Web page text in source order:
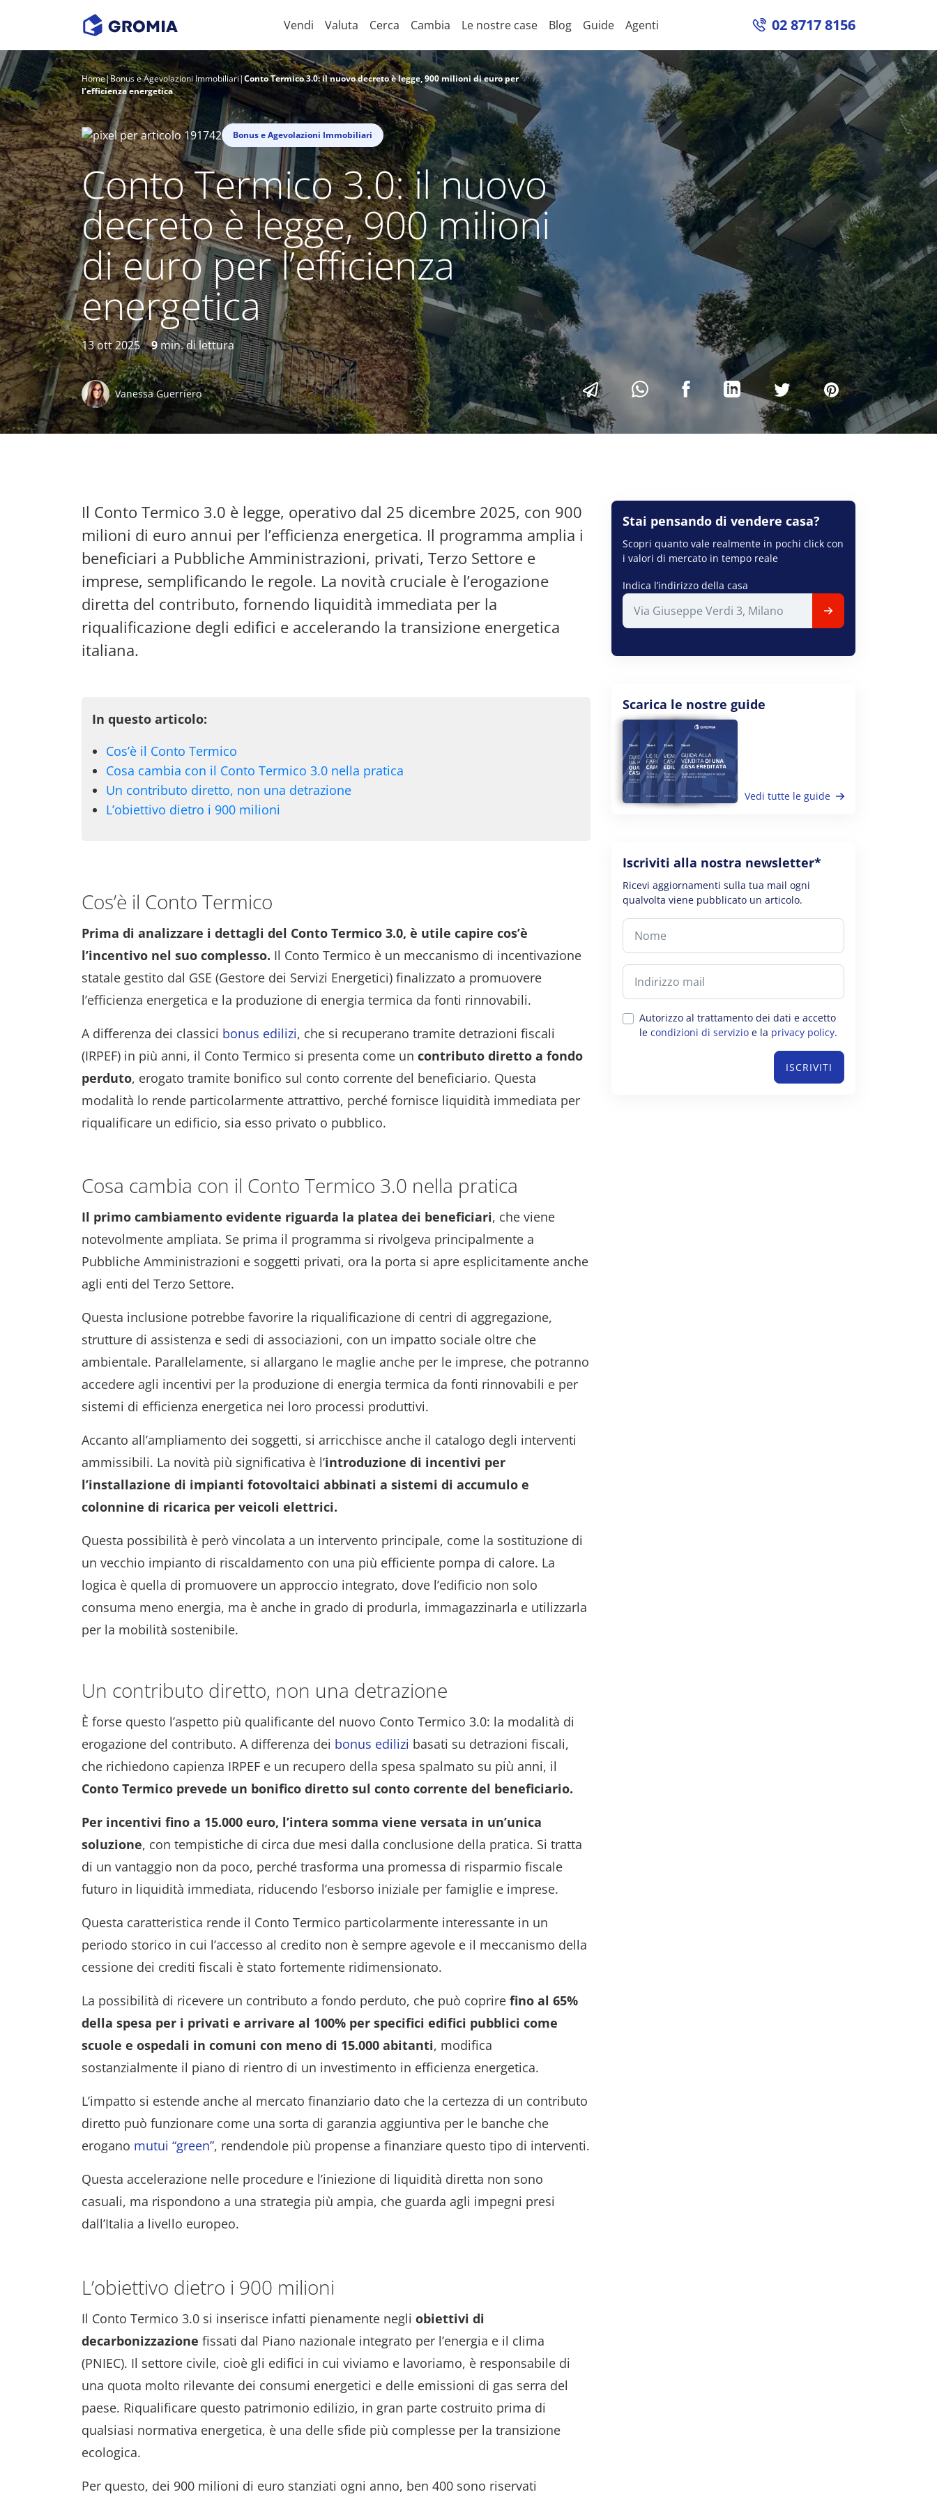
Vendi Valuta Cerca Cambia Le nostre case Blog Guide Agenti 02 8717 8156
Home|Bonus e Agevolazioni Immobiliari|Conto Termico 3.0: il nuovo decreto è legge, 900 milioni di euro per
l’efficienza energetica
Bonus e Agevolazioni Immobiliari
Conto Termico 3.0: il nuovo
decreto è legge, 900 milioni
di euro per l’efficienza
energetica
13 ott 2025 9min. di lettura
Vanessa Guerriero
Il Conto Termico 3.0 è legge, operativo dal 25 dicembre 2025, con 900
milioni di euro annui per l’efficienza energetica. Il programma amplia i
beneficiari a Pubbliche Amministrazioni, privati, Terzo Settore e
imprese, semplificando le regole. La novità cruciale è l’erogazione
diretta del contributo, fornendo liquidità immediata per la
riqualificazione degli edifici e accelerando la transizione energetica
italiana.
In questo articolo:
Cos’è il Conto Termico
Cosa cambia con il Conto Termico 3.0 nella pratica
Un contributo diretto, non una detrazione
L’obiettivo dietro i 900 milioni
Cos’è il Conto Termico
Prima di analizzare i dettagli del Conto Termico 3.0, è utile capire cos’è
l’incentivo nel suo complesso. Il Conto Termico è un meccanismo di incentivazione
statale gestito dal GSE (Gestore dei Servizi Energetici) finalizzato a promuovere
l’efficienza energetica e la produzione di energia termica da fonti rinnovabili.
A differenza dei classici bonus edilizi, che si recuperano tramite detrazioni fiscali
(IRPEF) in più anni, il Conto Termico si presenta come un contributo diretto a fondo
perduto, erogato tramite bonifico sul conto corrente del beneficiario. Questa
modalità lo rende particolarmente attrattivo, perché fornisce liquidità immediata per
riqualificare un edificio, sia esso privato o pubblico.
Cosa cambia con il Conto Termico 3.0 nella pratica
Il primo cambiamento evidente riguarda la platea dei beneficiari, che viene
notevolmente ampliata. Se prima il programma si rivolgeva principalmente a
Pubbliche Amministrazioni e soggetti privati, ora la porta si apre esplicitamente anche
agli enti del Terzo Settore.
Questa inclusione potrebbe favorire la riqualificazione di centri di aggregazione,
strutture di assistenza e sedi di associazioni, con un impatto sociale oltre che
ambientale. Parallelamente, si allargano le maglie anche per le imprese, che potranno
accedere agli incentivi per la produzione di energia termica da fonti rinnovabili e per
sistemi di efficienza energetica nei loro processi produttivi.
Accanto all’ampliamento dei soggetti, si arricchisce anche il catalogo degli interventi
ammissibili. La novità più significativa è l’introduzione di incentivi per
l’installazione di impianti fotovoltaici abbinati a sistemi di accumulo e
colonnine di ricarica per veicoli elettrici.
Questa possibilità è però vincolata a un intervento principale, come la sostituzione di
un vecchio impianto di riscaldamento con una più efficiente pompa di calore. La
logica è quella di promuovere un approccio integrato, dove l’edificio non solo
consuma meno energia, ma è anche in grado di produrla, immagazzinarla e utilizzarla
per la mobilità sostenibile.
Un contributo diretto, non una detrazione
È forse questo l’aspetto più qualificante del nuovo Conto Termico 3.0: la modalità di
erogazione del contributo. A differenza dei bonus edilizi basati su detrazioni fiscali,
che richiedono capienza IRPEF e un recupero della spesa spalmato su più anni, il
Conto Termico prevede un bonifico diretto sul conto corrente del beneficiario.
Per incentivi fino a 15.000 euro, l’intera somma viene versata in un’unica
soluzione, con tempistiche di circa due mesi dalla conclusione della pratica. Si tratta
di un vantaggio non da poco, perché trasforma una promessa di risparmio fiscale
futuro in liquidità immediata, riducendo l’esborso iniziale per famiglie e imprese.
Questa caratteristica rende il Conto Termico particolarmente interessante in un
periodo storico in cui l’accesso al credito non è sempre agevole e il meccanismo della
cessione dei crediti fiscali è stato fortemente ridimensionato.
La possibilità di ricevere un contributo a fondo perduto, che può coprire fino al 65%
della spesa per i privati e arrivare al 100% per specifici edifici pubblici come
scuole e ospedali in comuni con meno di 15.000 abitanti, modifica
sostanzialmente il piano di rientro di un investimento in efficienza energetica.
L’impatto si estende anche al mercato finanziario dato che la certezza di un contributo
diretto può funzionare come una sorta di garanzia aggiuntiva per le banche che
erogano mutui “green”, rendendole più propense a finanziare questo tipo di interventi.
Questa accelerazione nelle procedure e l’iniezione di liquidità diretta non sono
casuali, ma rispondono a una strategia più ampia, che guarda agli impegni presi
dall’Italia a livello europeo.
L’obiettivo dietro i 900 milioni
Il Conto Termico 3.0 si inserisce infatti pienamente negli obiettivi di
decarbonizzazione fissati dal Piano nazionale integrato per l’energia e il clima
(PNIEC). Il settore civile, cioè gli edifici in cui viviamo e lavoriamo, è responsabile di
una quota molto rilevante dei consumi energetici e delle emissioni di gas serra del
paese. Riqualificare questo patrimonio edilizio, in gran parte costruito prima di
qualsiasi normativa energetica, è una delle sfide più complesse per la transizione
ecologica.
Per questo, dei 900 milioni di euro stanziati ogni anno, ben 400 sono riservati
Stai pensando di vendere casa?
Scopri quanto vale realmente in pochi click con
i valori di mercato in tempo reale
Indica l’indirizzo della casa
Scarica le nostre guide
Vedi tutte le guide
Iscriviti alla nostra newsletter*
Ricevi aggiornamenti sulla tua mail ogni
qualvolta viene pubblicato un articolo.
Autorizzo al trattamento dei dati e accetto
le condizioni di servizio e la privacy policy.
ISCRIVITI